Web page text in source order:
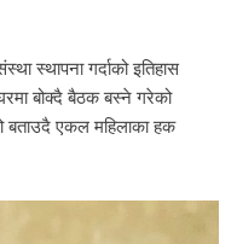
स्थापना गर्दाको इतिहास
बोक्दै बैठक बस्ने गरेको
बताउदै एकल महिलाका हक